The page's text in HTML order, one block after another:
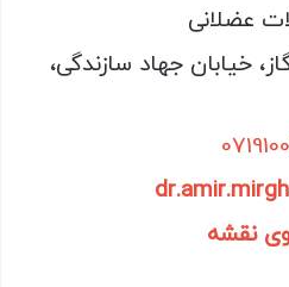
عضلانی
خیابان جهاد سازندگی،
نقشه